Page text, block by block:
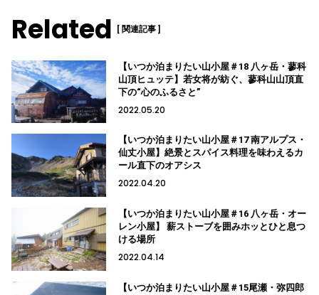
Related [ 関連記事 ]
【いつか泊まりたい山小屋＃18 八ヶ岳・蓼科
山頂ヒュッテ】若女将が紡ぐ、蓼科山山頂直
下の“心のふるさと”
2022.05.20
【いつか泊まりたい山小屋＃17 南アルプス・
仙丈小屋】絶景とスパイス料理を味わえるカ
ール直下のオアシス
2022.04.20
【いつか泊まりたい山小屋＃16 八ヶ岳・オー
レン小屋】 薪ストーブを囲みホッとひと息つ
ける場所
2022.04.14
【いつか泊まりたい山小屋＃15尾瀬・弥四郎